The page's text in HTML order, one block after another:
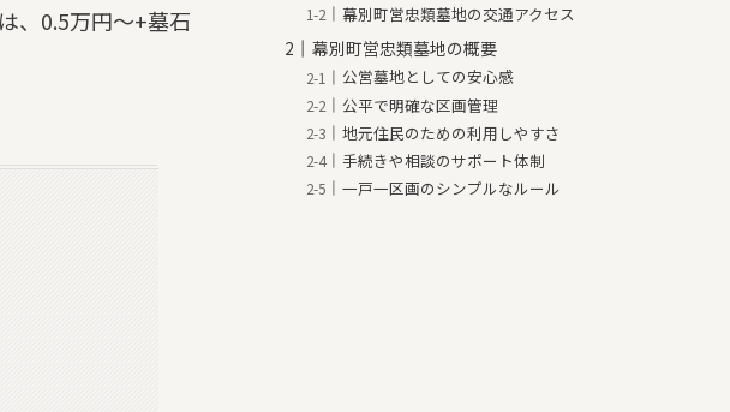
、0.5万円～+墓石
幕別町営忠類墓地の交通アクセス
幕別町営忠類墓地の概要
公営墓地としての安心感
公平で明確な区画管理
地元住民のための利用しやすさ
手続きや相談のサポート体制
一戸一区画のシンプルなルール